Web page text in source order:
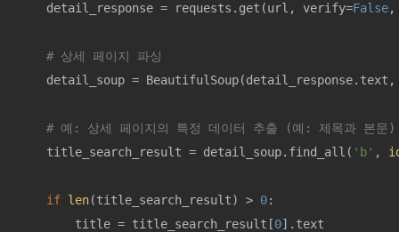
    detail_response = requests.get(url, verify=
False,
# 상세 페이지 파싱
detail_soup =
# 예: 상세 페이지의 특정 데이터 추출 (예: 제목과 본문)
    title_search_result = detail_soup.find_all(
'b' ,
if len(title_search_result) > 0:
        title = title_search_result[
0].text